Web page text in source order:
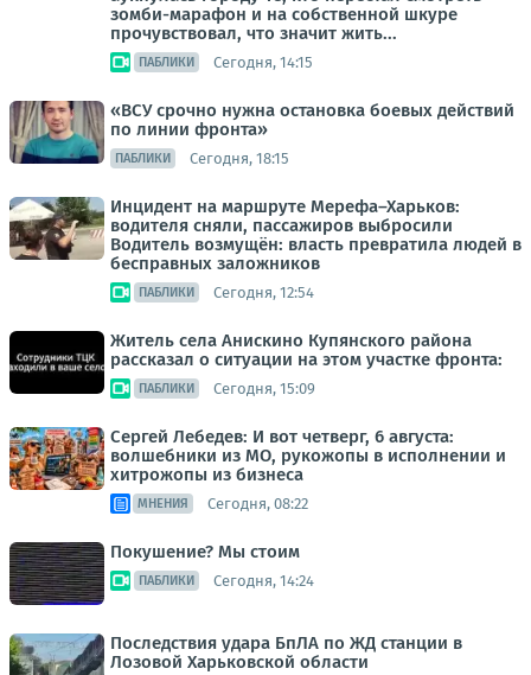
зомби-марафон и на собственной шкуре
прочувствовал, что значит жить...
ПАБЛИКИ Сегодня, 14:15
«ВСУ срочно нужна остановка боевых действий
по линии фронта»
ПАБЛИКИ Сегодня, 18:15
Инцидент на маршруте Мерефа–Харьков:
водителя сняли, пассажиров выбросили
Водитель возмущён: власть превратила людей в
бесправных заложников
ПАБЛИКИ Сегодня, 12:54
Житель села Анискино Купянского района
рассказал о ситуации на этом участке фронта:
ПАБЛИКИ Сегодня, 15:09
Сергей Лебедев: И вот четверг, 6 августа:
волшебники из МО, рукожопы в исполнении и
хитрожопы из бизнеса
МНЕНИЯ Сегодня, 08:22
Покушение? Мы стоим
ПАБЛИКИ Сегодня, 14:24
Последствия удара БпЛА по ЖД станции в
Лозовой Харьковской области